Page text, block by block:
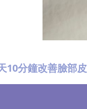
分鐘改善臉部